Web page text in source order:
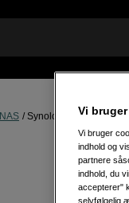
NAS Synology DX525 5-Bay
Vi
Vi bruger
indhold og
partnere
indhold, du
accepterer"
selvfølgelig